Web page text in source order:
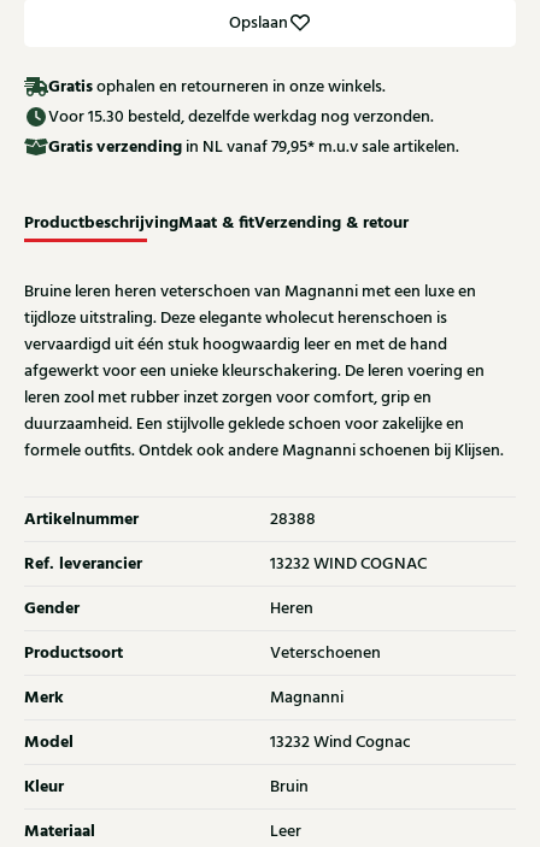
Opslaan
Gratisophalen en retourneren in onze winkels.
Voor 15.30 besteld, dezelfde werkdag nog verzonden.
Gratisverzending in NL vanaf 79,95* m.u.v sale artikelen.
ProductbeschrijvingMaat & fitVerzending & retour
Bruine leren heren veterschoen van Magnanni met een luxe en
tijdloze uitstraling. Deze elegante wholecut herenschoen is
vervaardigd uit één stuk hoogwaardig leer en met de hand
afgewerkt voor een unieke kleurschakering. De leren voering en
leren zool met rubber inzet zorgen voor comfort, grip en
duurzaamheid. Een stijlvolle geklede schoen voor zakelijke en
formele outfits. Ontdek ook andere Magnanni schoenen bij Klijsen.
Artikelnummer 28388
Ref. leverancier 13232 WIND COGNAC
Gender Heren
Productsoort Veterschoenen
Merk Magnanni
Model 13232 Wind Cognac
Kleur Bruin
Materiaal Leer